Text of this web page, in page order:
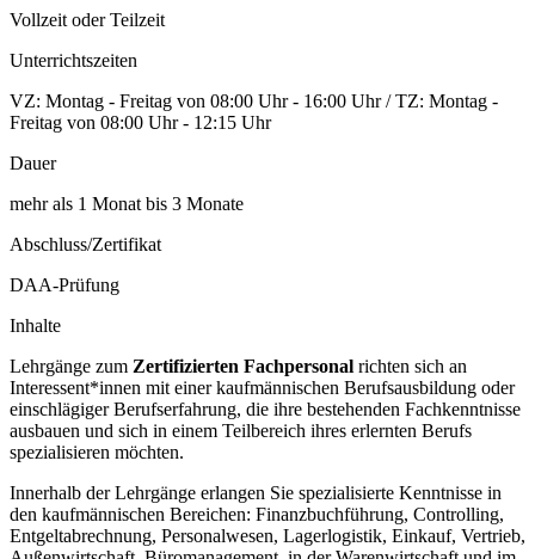
Vollzeit oder Teilzeit
Unterrichtszeiten
VZ: Montag - Freitag von 08:00 Uhr - 16:00 Uhr / TZ: Montag -
Freitag von 08:00 Uhr - 12:15 Uhr
Dauer
mehr als 1 Monat bis 3 Monate
Abschluss/Zertifikat
DAA-Prüfung
Inhalte
Lehrgänge zum Zertifizierten Fachpersonal richten sich an
Interessent*innen mit einer kaufmännischen Berufsausbildung oder
einschlägiger Berufserfahrung, die ihre bestehenden Fachkenntnisse
ausbauen und sich in einem Teilbereich ihres erlernten Berufs
spezialisieren möchten.
Innerhalb der Lehrgänge erlangen Sie spezialisierte Kenntnisse in
den kaufmännischen Bereichen: Finanzbuchführung, Controlling,
Entgeltabrechnung, Personalwesen, Lagerlogistik, Einkauf, Vertrieb,